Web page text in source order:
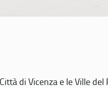
di Vicenza e le Ville